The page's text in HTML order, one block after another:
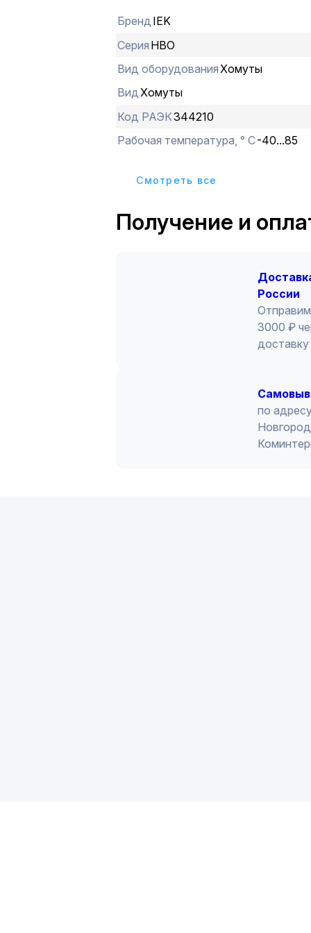
Бренд IEK
Серия НВО
Вид оборудования Хомуты
ВидХомуты
Код РАЭК344210
Рабочая температура, ° С-40...85
Cмотреть все
Получение и
России
3000 ₽
по